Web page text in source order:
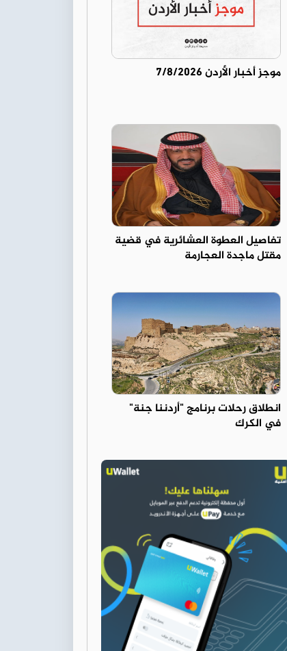
موجز أخبار الأردن 7/8/2026
تفاصيل العطوة العشائرية في قضية
مقتل ماجدة العجارمة
انطلاق رحلات برنامج "أردننا جنة"
في الكرك